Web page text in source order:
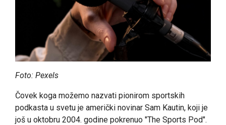
Foto: Pexels
Čovek koga možemo nazvati pionirom sportskih
podkasta u svetu je američki novinar Sam Kautin, koji je
još u oktobru 2004. godine pokrenuo "The Sports Pod".